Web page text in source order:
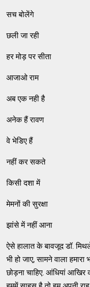
सच बोलेंगे
छली जा रही
हर मोड़ पर सीता
आजाओ राम
अब एक नही है
अनेक हैं रावण
वे भेडिए हैं
नहीं कर सकते
किसी दशा में
मेमनों की सुरक्षा
झांसे में नहीं आना
ऐसे हालात के बावजूद डॉ.
भी हो जाए, सामने वाला
छोड़ना चाहिए. आंधियां